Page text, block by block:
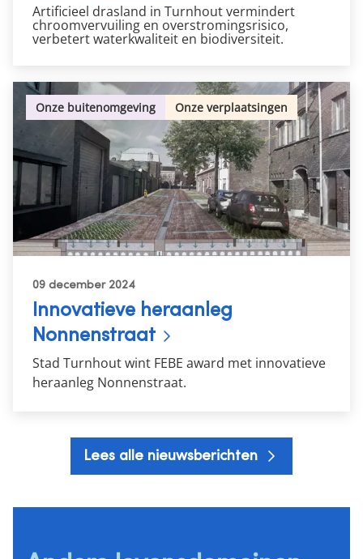
Artificieel drasland in Turnhout vermindert
chroomvervuiling en overstromingsrisico,
verbetert waterkwaliteit en biodiversiteit.
Innovatieve heraanleg
Nonnenstraat
09 december 2024
Onze buitenomgeving Onze verplaatsingen
Stad Turnhout wint FEBE award met innovatieve
heraanleg Nonnenstraat.
Lees alle nieuwsberichten